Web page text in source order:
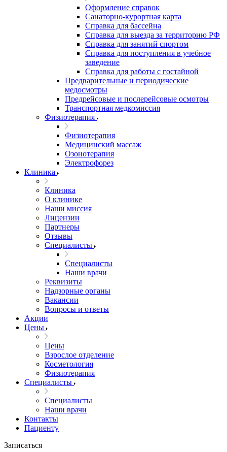
Оформление справок
Санаторно-курортная карта
Справка для бассейна
Справка для выезда за территорию РФ
Справка для занятий спортом
Справка для поступления в учебное
заведение
Справка для работы с гостайной
Предварительные и периодические
медосмотры
Предрейсовые и послерейсовые осмотры
Транспортная медкомиссия
Физиотерапия
Физиотерапия
Медицинский массаж
Озонотерапия
Электрофорез
Клиника
Клиника
О клинике
Наши миссия
Лицензии
Партнеры
Отзывы
Специалисты
Специалисты
Наши врачи
Реквизиты
Надзорные органы
Вакансии
Вопросы и ответы
Акции
Цены
Цены
Взрослое отделение
Косметология
Физиотерапия
Специалисты
Специалисты
Наши врачи
Контакты
Пациенту
Записаться